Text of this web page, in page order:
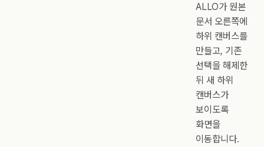
ALLO가 원본
문서 오른쪽에
하위 캔버스를
만들고, 기존
선택을 해제한
뒤 새 하위
캔버스가
보이도록
화면을
이동합니다.